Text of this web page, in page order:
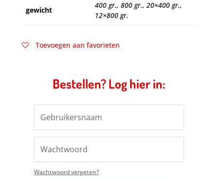
gewicht
400 gr., 800 gr., 20×400 gr.,
12×800 gr.
Toevoegen aan favorieten
Bestellen? Log hier in:
Wachtwoord vergeten?